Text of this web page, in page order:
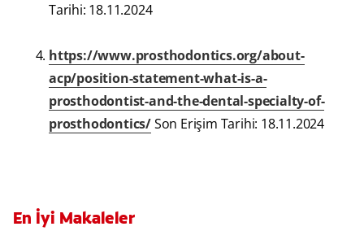
Tarihi: 18.11.2024
https://www.prosthodontics.org/about-
acp/position-statement-what-is-a-
prosthodontist-and-the-dental-specialty-of-
prosthodontics/Son Erişim Tarihi: 18.11.2024
En İyi Makaleler